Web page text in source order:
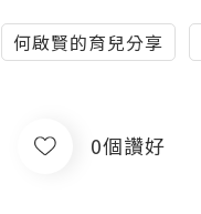
何啟賢的育兒分享
0個讚好